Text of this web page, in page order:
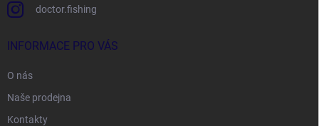
doctor.fishing
INFORMACE PRO VÁS
O nás
Naše prodejna
Kontakty